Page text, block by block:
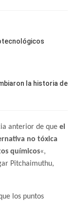
la historia de
anterior de que el
no tóxica
químicos«,
Pitchaimuthu,
los puntos